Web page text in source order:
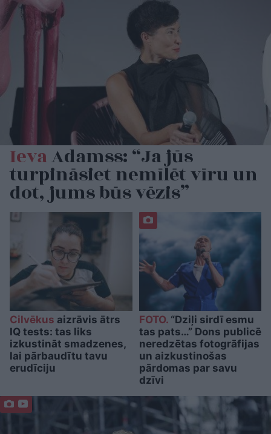
IevaAdamss: “Ja jūs
turpināsiet nemīlēt vīru un
dot, jums būs vēzis”
Cilvēkus aizrāvis ātrs
IQ tests: tas liks
izkustināt smadzenes,
lai pārbaudītu tavu
erudīciju
FOTO.“Dziļi sirdī esmu
tas pats…” Dons publicē
neredzētas fotogrāfijas
un aizkustinošas
pārdomas par savu
dzīvi